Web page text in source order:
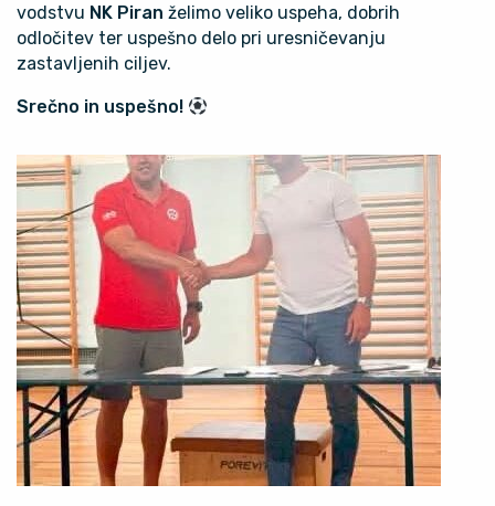
vodstvu NK Piran želimo veliko uspeha, dobrih
odločitev ter uspešno delo pri uresničevanju
zastavljenih ciljev.
Srečno in uspešno!